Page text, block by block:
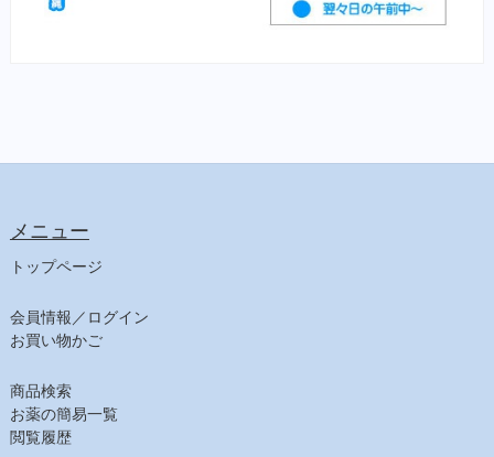
メニュー
トップページ
会員情報／ログイン
お買い物かご
商品検索
お薬の簡易一覧
閲覧履歴